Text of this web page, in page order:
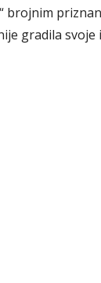
brojnim
gradila svoje